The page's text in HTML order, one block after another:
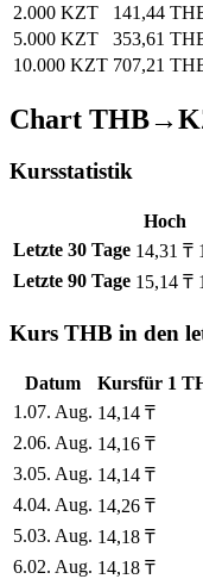
2.000 KZT
141,44
5.000 KZT
353,61
10.000 KZT 707,21
Chart
Kursstatistik
Hoch
Letzte 30 Tage 14,31 ₸
Letzte 90 Tage 15,14 ₸
Kurs THB in den
Datum Kursfür 1
1 .07. Aug. 14,14 ₸
2.06. Aug. 14,16 ₸
3.05. Aug. 14,14 ₸
4.04. Aug. 14,26 ₸
5.03. Aug. 14,18 ₸
6.02. Aug. 14,18 ₸